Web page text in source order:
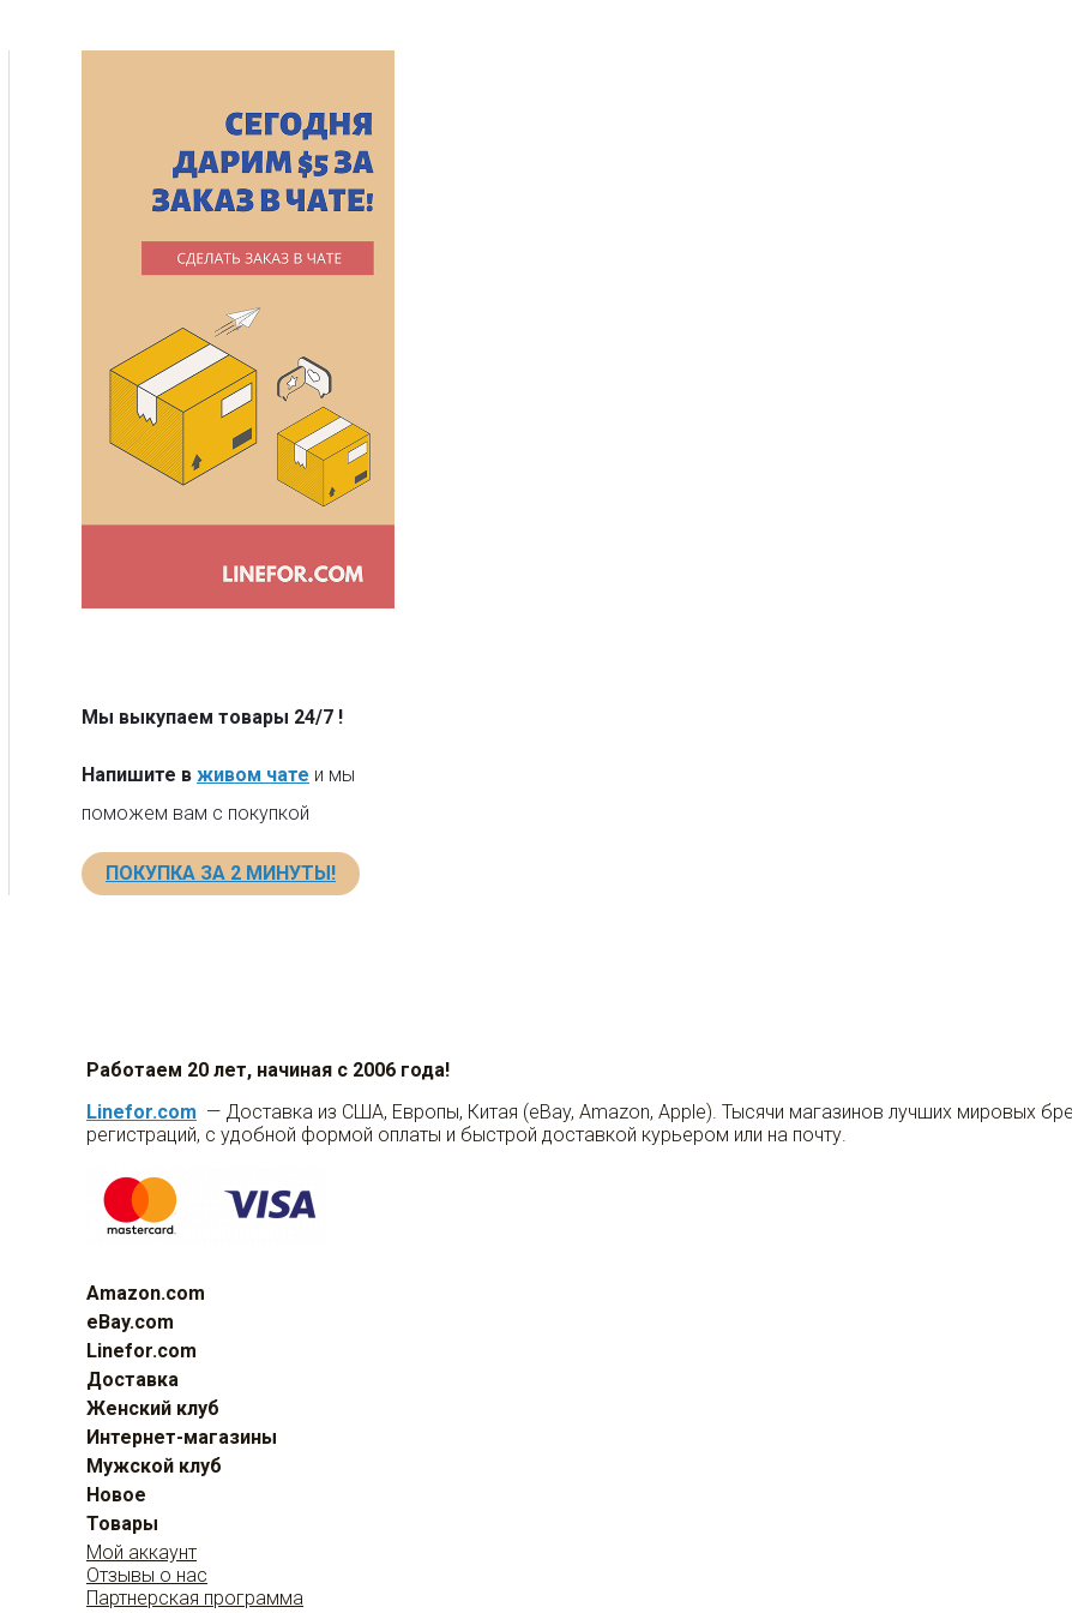
Мы выкупаем товары 24/7 !
Напишите в живом чате и мы
поможем вам с покупкой
ПОКУПКА ЗА 2 МИНУТЫ!
Работаем 20 лет, начиная с 2006 года!
Linefor.com — Доставка из США, Европы, Китая (eBay, Amazon, Apple). Тысячи магазинов лучших мировых
регистраций, с удобной формой оплаты и быстрой доставкой курьером или на почту.
Amazon.com
eBay.com
Linefor.com
Доставка
Женский клуб
Интернет-магазины
Мужской клуб
Новое
Товары
Мой аккаунт
Отзывы о нас
Партнерская программа